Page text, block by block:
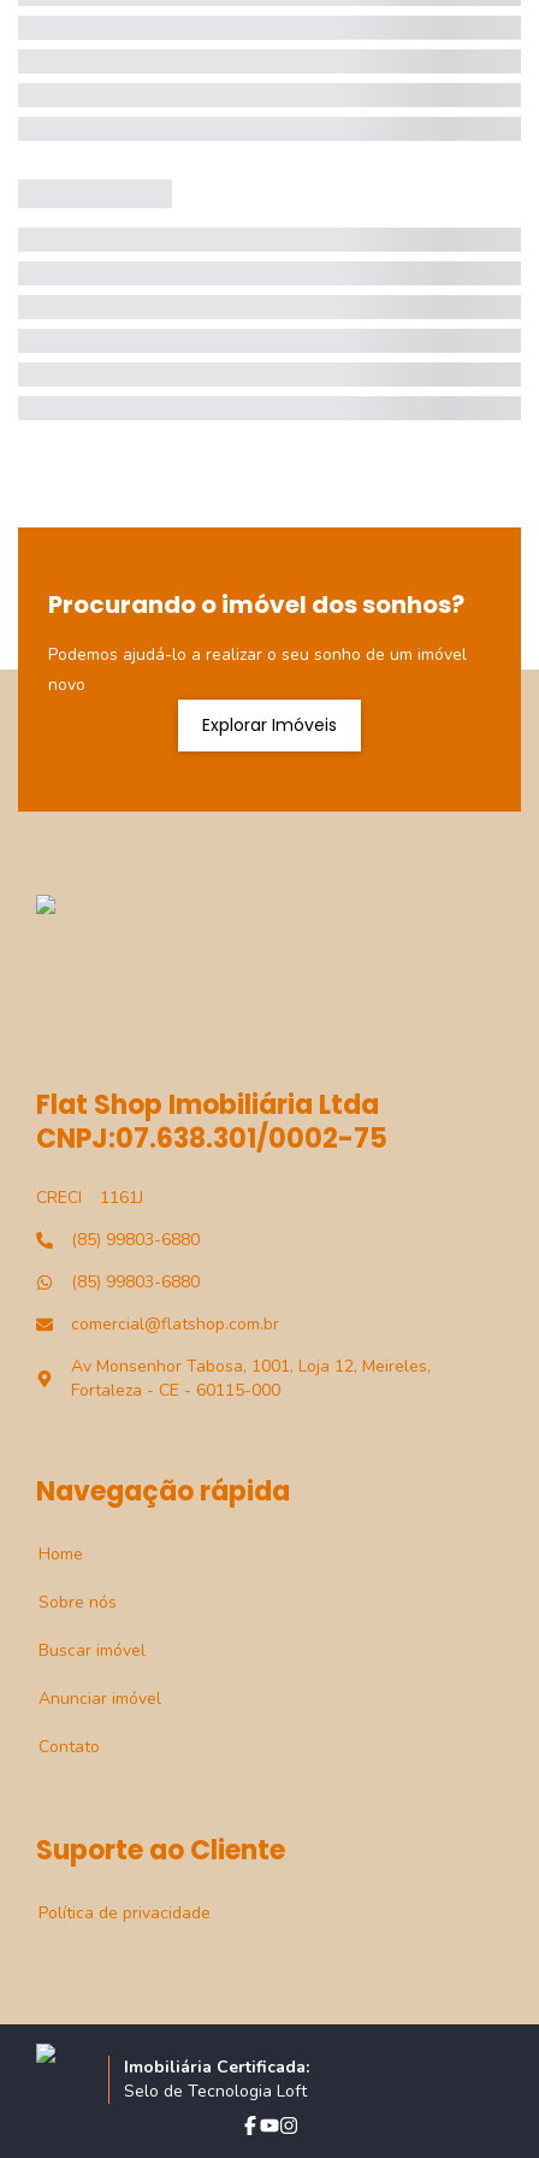
Procurando o imóvel dos sonhos?
Podemos ajudá-lo a realizar o seu sonho de um imóvel
novo
Explorar Imóveis
Flat Shop Imobiliária Ltda
CNPJ:07.638.301/0002-75
CRECI
1161J
(85) 99803-6880
(85) 99803-6880
comercial@flatshop.com.br
Av Monsenhor Tabosa, 1001, Loja 12, Meireles,
Fortaleza - CE - 60115-000
Navegação rápida
Home
Sobre nós
Buscar imóvel
Anunciar imóvel
Contato
Suporte ao Cliente
Política de privacidade
Imobiliária Certificada:
Selo de Tecnologia Loft